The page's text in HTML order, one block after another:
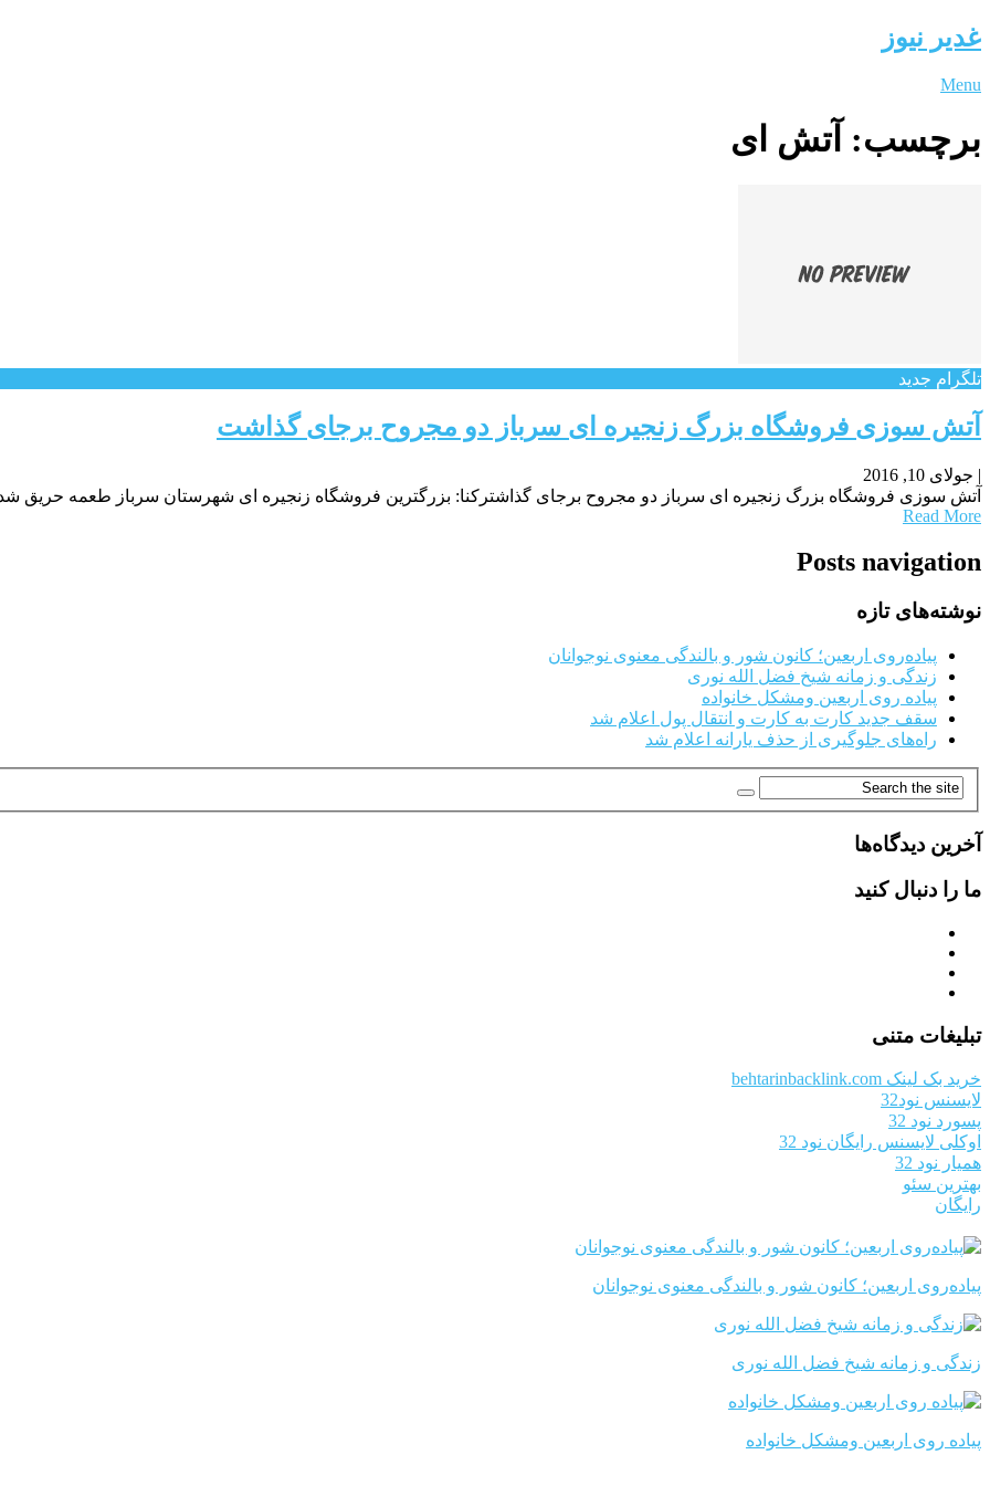
غدیر نیوز
Menu
برچسب: آتش ای
تلگرام جدید
آتش سوزی فروشگاه بزرگ زنجیره ای سرباز دو مجروح برجای گذاشت
| جولای 10, 2016
آتش سوزی فروشگاه بزرگ زنجیره ای سرباز دو مجروح برجای گذاشترکنا: بزرگترین فروشگاه زنجیره ای شهرستان سرباز طعمه
Read More
Posts navigation
نوشته‌های تازه
پیاده‌روی اربعین؛ کانون شور و بالندگی معنوی نوجوانان
زندگی و زمانه شیخ فضل الله نوری
پیاده روی اربعین ومشکل خانواده
سقف جدید کارت به کارت و انتقال پول اعلام شد
راه‌های جلوگیری از حذف یارانه اعلام شد
آخرین دیدگاه‌ها
ما را دنبال کنید
تبلیغات متنی
خرید بک لینک behtarinbacklink.com
لایسنس نود32
پسورد نود 32
اوکلی لایسنس رایگان نود 32
همیار نود 32
بهترین سئو
رایگان
پیاده‌روی اربعین؛ کانون شور و بالندگی معنوی نوجوانان
زندگی و زمانه شیخ فضل الله نوری
پیاده روی اربعین ومشکل خانواده